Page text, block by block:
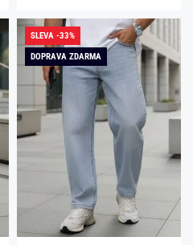
SLEVA -33%
DOPRAVA ZDARMA